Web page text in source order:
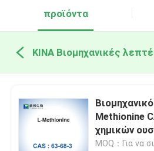
προϊόντα
Methionine
χημικών
MOQ：Για να